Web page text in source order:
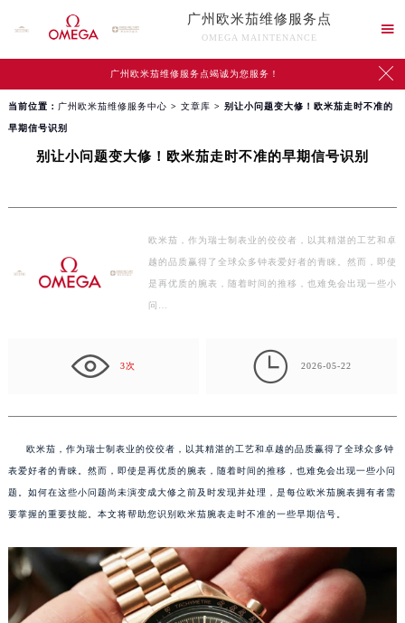
广州欧米茄维修服务点
OMEGA MAINTENANCE

广州欧米茄维修服务点竭诚为您服务！ 
当前位置： 广州欧米茄维修服务中心 > 文章库 > 别让小问题变大修！欧米茄走时不准的
早期信号识别
别让小问题变大修！欧米茄走时不准的早期信号识别
欧米茄，作为瑞士制表业的佼佼者，以其精湛的工艺和卓
越的品质赢得了全球众多钟表爱好者的青睐。然而，即使
是再优质的腕表，随着时间的推移，也难免会出现一些小
问…
3次  2026-05-22
欧米茄，作为瑞士制表业的佼佼者，以其精湛的工艺和卓越的品质赢得了全球众多钟
表爱好者的青睐。然而，即使是再优质的腕表，随着时间的推移，也难免会出现一些小问
题。如何在这些小问题尚未演变成大修之前及时发现并处理，是每位欧米茄腕表拥有者需
要掌握的重要技能。本文将帮助您识别欧米茄腕表走时不准的一些早期信号。